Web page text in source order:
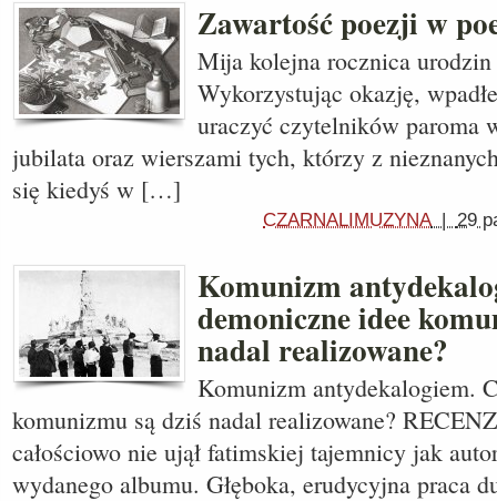
Zawartość poezji w
Mija kolejna rocznica
Wykorzystując okazję,
uraczyć czytelników paroma
jubilata oraz wierszami tych, którzy z
się kiedyś w […]
CZARNALIMUZYNA| 29
Komunizm
demoniczne idee
nadal realizowane?
Komunizm antydekalogiem.
komunizmu są dziś nadal realizowane?
całościowo nie ujął fatimskiej tajemnicy jak
wydanego albumu. Głęboka, erudycyjna praca